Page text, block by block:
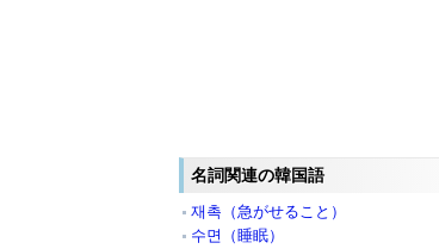
名詞関連の韓国語
재촉（急がせること）
수면（睡眠）